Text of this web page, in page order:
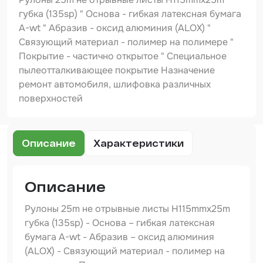
Шпатлевка
Очищающая глина
Грунты
Ёмкость
Герметики
Крышка для ёмкости
Материалы для вклейки стекол
губка (135sp) " Основа - гибкая латексная бумага
А-wt " Абразив - оксид алюминия (ALOX) "
Связующий материал - полимер на полимере "
Покрытие - частично открытое " Специальное
пылеотталкивающее покрытие Назначение
ремонт автомобиля, шлифовка различных
поверхностей
Описание Характеристики
Описание
Рулоны 25m не отрывные листы H115mmx25m
губка (135sp) - Основа – гибкая латексная
бумага А-wt - Абразив – оксид алюминия
(ALOX) - Связующий материал - полимер на